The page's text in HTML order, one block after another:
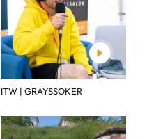
ITW | GRAYSSOKER